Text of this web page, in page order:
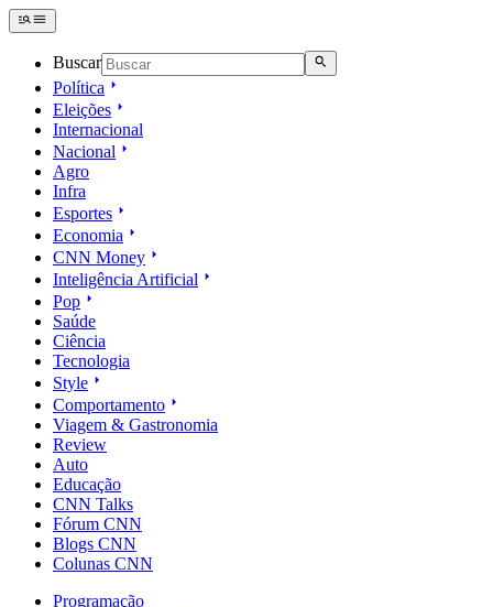
Buscar
Política
Eleições
Internacional
Nacional
Agro
Infra
Esportes
Economia
CNN Money
Inteligência Artificial
Pop
Saúde
Ciência
Tecnologia
Style
Comportamento
Viagem & Gastronomia
Review
Auto
Educação
CNN Talks
Fórum CNN
Blogs CNN
Colunas CNN
Programação